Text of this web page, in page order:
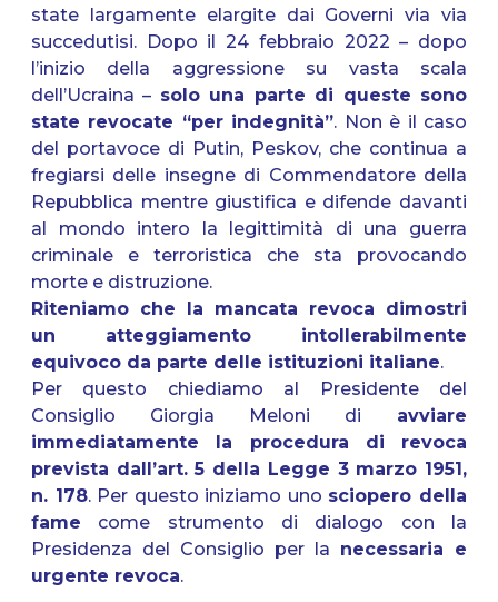
state largamente elargite dai Governi via via
succedutisi. Dopo il 24 febbraio 2022 – dopo
l’inizio della aggressione su vasta scala
dell’Ucraina – solo una parte di queste sono
state revocate “per indegnità”. Non è il caso
del portavoce di Putin, Peskov, che continua a
fregiarsi delle insegne di Commendatore della
Repubblica mentre giustifica e difende davanti
al mondo intero la legittimità di una guerra
criminale e terroristica che sta provocando
morte e distruzione.
Riteniamo che la mancata revoca dimostri
un atteggiamento intollerabilmente
equivoco da parte delle istituzioni italiane.
Per questo chiediamo al Presidente del
Consiglio Giorgia Meloni di avviare
immediatamente la procedura di revoca
prevista dall’art. 5 della Legge 3 marzo 1951,
n. 178. Per questo iniziamo uno sciopero della
fame come strumento di dialogo con la
Presidenza del Consiglio per la necessaria e
urgente revoca.